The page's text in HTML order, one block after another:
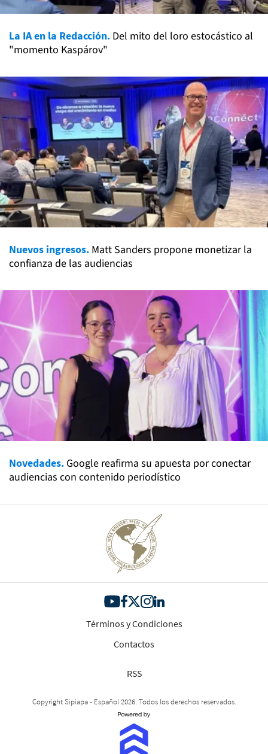
La IA en la Redacción. Del mito del loro estocástico al
"momento Kaspárov"
Nuevos ingresos. Matt Sanders propone monetizar la
confianza de las audiencias
Novedades. Google reafirma su apuesta por conectar
audiencias con contenido periodístico
Términos y Condiciones
Contactos
RSS
Copyright Sipiapa - Español 2026. Todos los derechos reservados.